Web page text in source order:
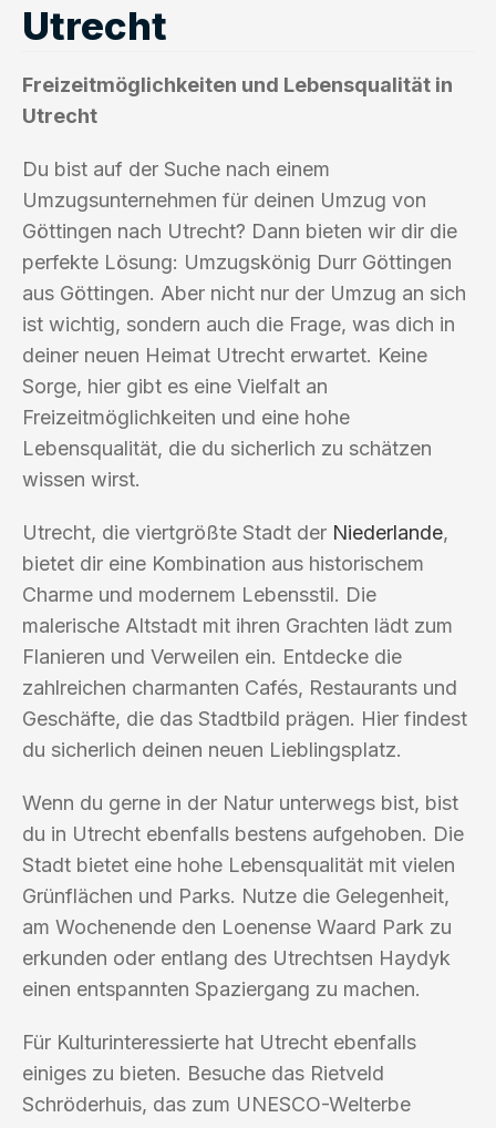
Utrecht
Freizeitmöglichkeiten und Lebensqualität in
Utrecht
Du bist auf der Suche nach einem
Umzugsunternehmen für deinen Umzug von
Göttingen nach Utrecht? Dann bieten wir dir die
perfekte Lösung: Umzugskönig Durr Göttingen
aus Göttingen. Aber nicht nur der Umzug an sich
ist wichtig, sondern auch die Frage, was dich in
deiner neuen Heimat Utrecht erwartet. Keine
Sorge, hier gibt es eine Vielfalt an
Freizeitmöglichkeiten und eine hohe
Lebensqualität, die du sicherlich zu schätzen
wissen wirst.
Utrecht, die viertgrößte Stadt der Niederlande,
bietet dir eine Kombination aus historischem
Charme und modernem Lebensstil. Die
malerische Altstadt mit ihren Grachten lädt zum
Flanieren und Verweilen ein. Entdecke die
zahlreichen charmanten Cafés, Restaurants und
Geschäfte, die das Stadtbild prägen. Hier findest
du sicherlich deinen neuen Lieblingsplatz.
Wenn du gerne in der Natur unterwegs bist, bist
du in Utrecht ebenfalls bestens aufgehoben. Die
Stadt bietet eine hohe Lebensqualität mit vielen
Grünflächen und Parks. Nutze die Gelegenheit,
am Wochenende den Loenense Waard Park zu
erkunden oder entlang des Utrechtsen Haydyk
einen entspannten Spaziergang zu machen.
Für Kulturinteressierte hat Utrecht ebenfalls
einiges zu bieten. Besuche das Rietveld
Schröderhuis, das zum UNESCO-Welterbe